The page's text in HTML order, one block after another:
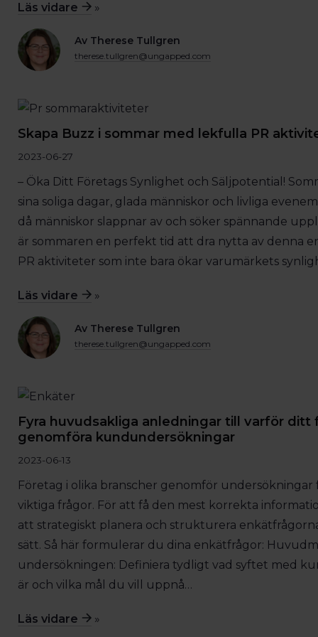
Läs vidare »
Av Therese Tullgren
therese.tullgren@ungapped.com
Skapa Buzz i sommar med lekfulla PR
2023-06-27
– Öka Ditt Företags Synlighet och Säljpotential!
sina soliga dagar, glada människor och livliga
då människor slappnar av och söker spännande
är sommaren en perfekt tid att dra nytta av denna
PR aktiviteter som inte bara ökar varumärkets
Läs vidare »
Av Therese Tullgren
therese.tullgren@ungapped.com
Fyra huvudsakliga anledningar till varför ditt
genomföra kundundersökningar
2023-06-13
Företag i olika branscher genomför undersökningar
viktiga frågor. För att få den mest korrekta
att strategiskt planera och strukturera
sätt. Så här formulerar du dina enkätfrågor:
undersökningen: Definiera tydligt vad syftet med
är och vilka mål du vill uppnå…
Läs vidare »